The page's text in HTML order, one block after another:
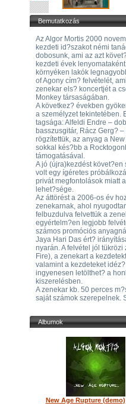
Bemutatkozás
Az Algor Mortis 2000
kezdeti id?szakot némi
dobosunk, ami az azt
kezdeti évek
környéken lakók
of Agony cím? felvételét,
zenekar els? koncertjét a
Monkey társaságában.
A következ? években
a személyzet tekintetében.
tagsága: Alfeldi Endre –
basszusgitár, Rácz Gerg?
rögzítettük, az anyag a
sokkal kés?bb a
támogatásával.
A jó (újra)kezdést
volt egy ígéretes
privát megfontolások miatt
lehet?sége.
Az áttörést a 2006-os év
zenekarnak, ahol
felbuzdulva felvettük a
egyértelm?en legjobb
számos promóciós
Jaya Hari Das ért?
nyarán. A felvétel jól
Fire), a zenekart a
valamint a kezdeteket
ingyenesen letölthet? a
kiszerelésben.
A zenekar kb. 50 perces
saját számok szerepelnek.
Albumok
New Age Rupture (demo)